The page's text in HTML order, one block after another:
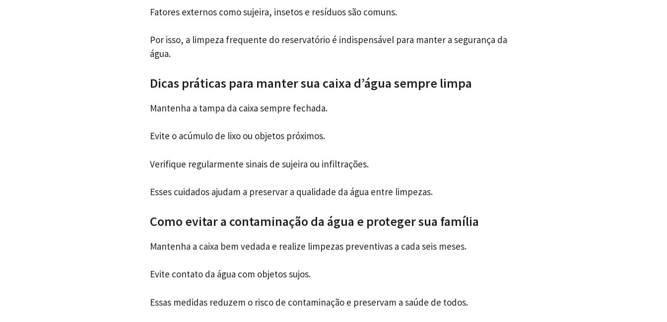
Fatores externos como sujeira, insetos e resíduos são comuns.
Por isso, a limpeza frequente do reservatório é indispensável para manter a segurança da
água.
Dicas práticas para manter sua caixa d’água sempre limpa
Mantenha a tampa da caixa sempre fechada.
Evite o acúmulo de lixo ou objetos próximos.
Verifique regularmente sinais de sujeira ou infiltrações.
Esses cuidados ajudam a preservar a qualidade da água entre limpezas.
Como evitar a contaminação da água e proteger sua família
Mantenha a caixa bem vedada e realize limpezas preventivas a cada seis meses.
Evite contato da água com objetos sujos.
Essas medidas reduzem o risco de contaminação e preservam a saúde de todos.